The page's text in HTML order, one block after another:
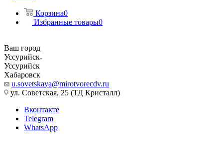
Корзина0
Избранные товары0
Ваш город
Уссурийск
Уссурийск
Хабаровск
u.sovetskaya@mirotvorecdv.ru
ул. Советская, 25 (ТД Кристалл)
Вконтакте
Telegram
WhatsApp